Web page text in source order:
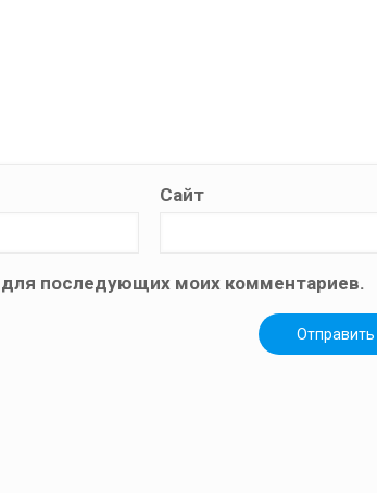
Сайт
для последующих моих комментариев.